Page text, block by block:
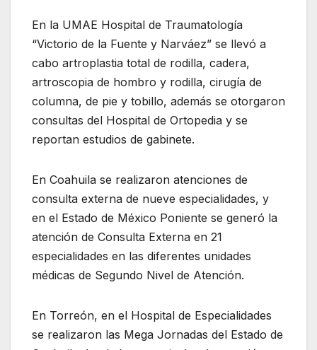
En la UMAE Hospital de Traumatología
“Victorio de la Fuente y Narváez” se llevó a
cabo artroplastia total de rodilla, cadera,
artroscopia de hombro y rodilla, cirugía de
columna, de pie y tobillo, además se otorgaron
consultas del Hospital de Ortopedia y se
reportan estudios de gabinete.
En Coahuila se realizaron atenciones de
consulta externa de nueve especialidades, y
en el Estado de México Poniente se generó la
atención de Consulta Externa en 21
especialidades en las diferentes unidades
médicas de Segundo Nivel de Atención.
En Torreón, en el Hospital de Especialidades
se realizaron las Mega Jornadas del Estado de